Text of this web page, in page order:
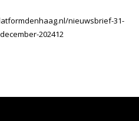
nieuwsbrief-31-
202412